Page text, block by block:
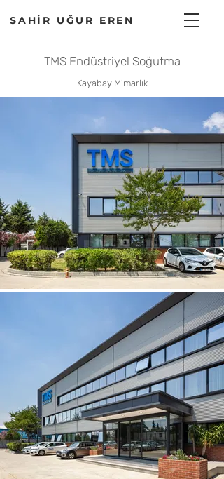
SAHİR UĞUR EREN
TMS Endüstriyel Soğutma
Kayabay Mimarlık